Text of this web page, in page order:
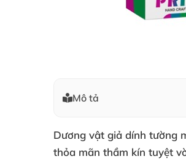
Mô tả
Dương vật giả dính tường
thỏa mãn thầm kín tuyệt